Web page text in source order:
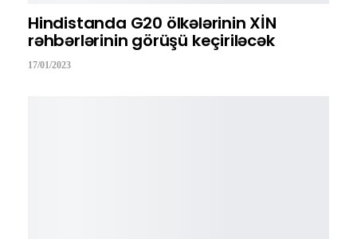
Hindistanda G20 ölkələrinin XİN
rəhbərlərinin görüşü keçiriləcək
17/01/2023